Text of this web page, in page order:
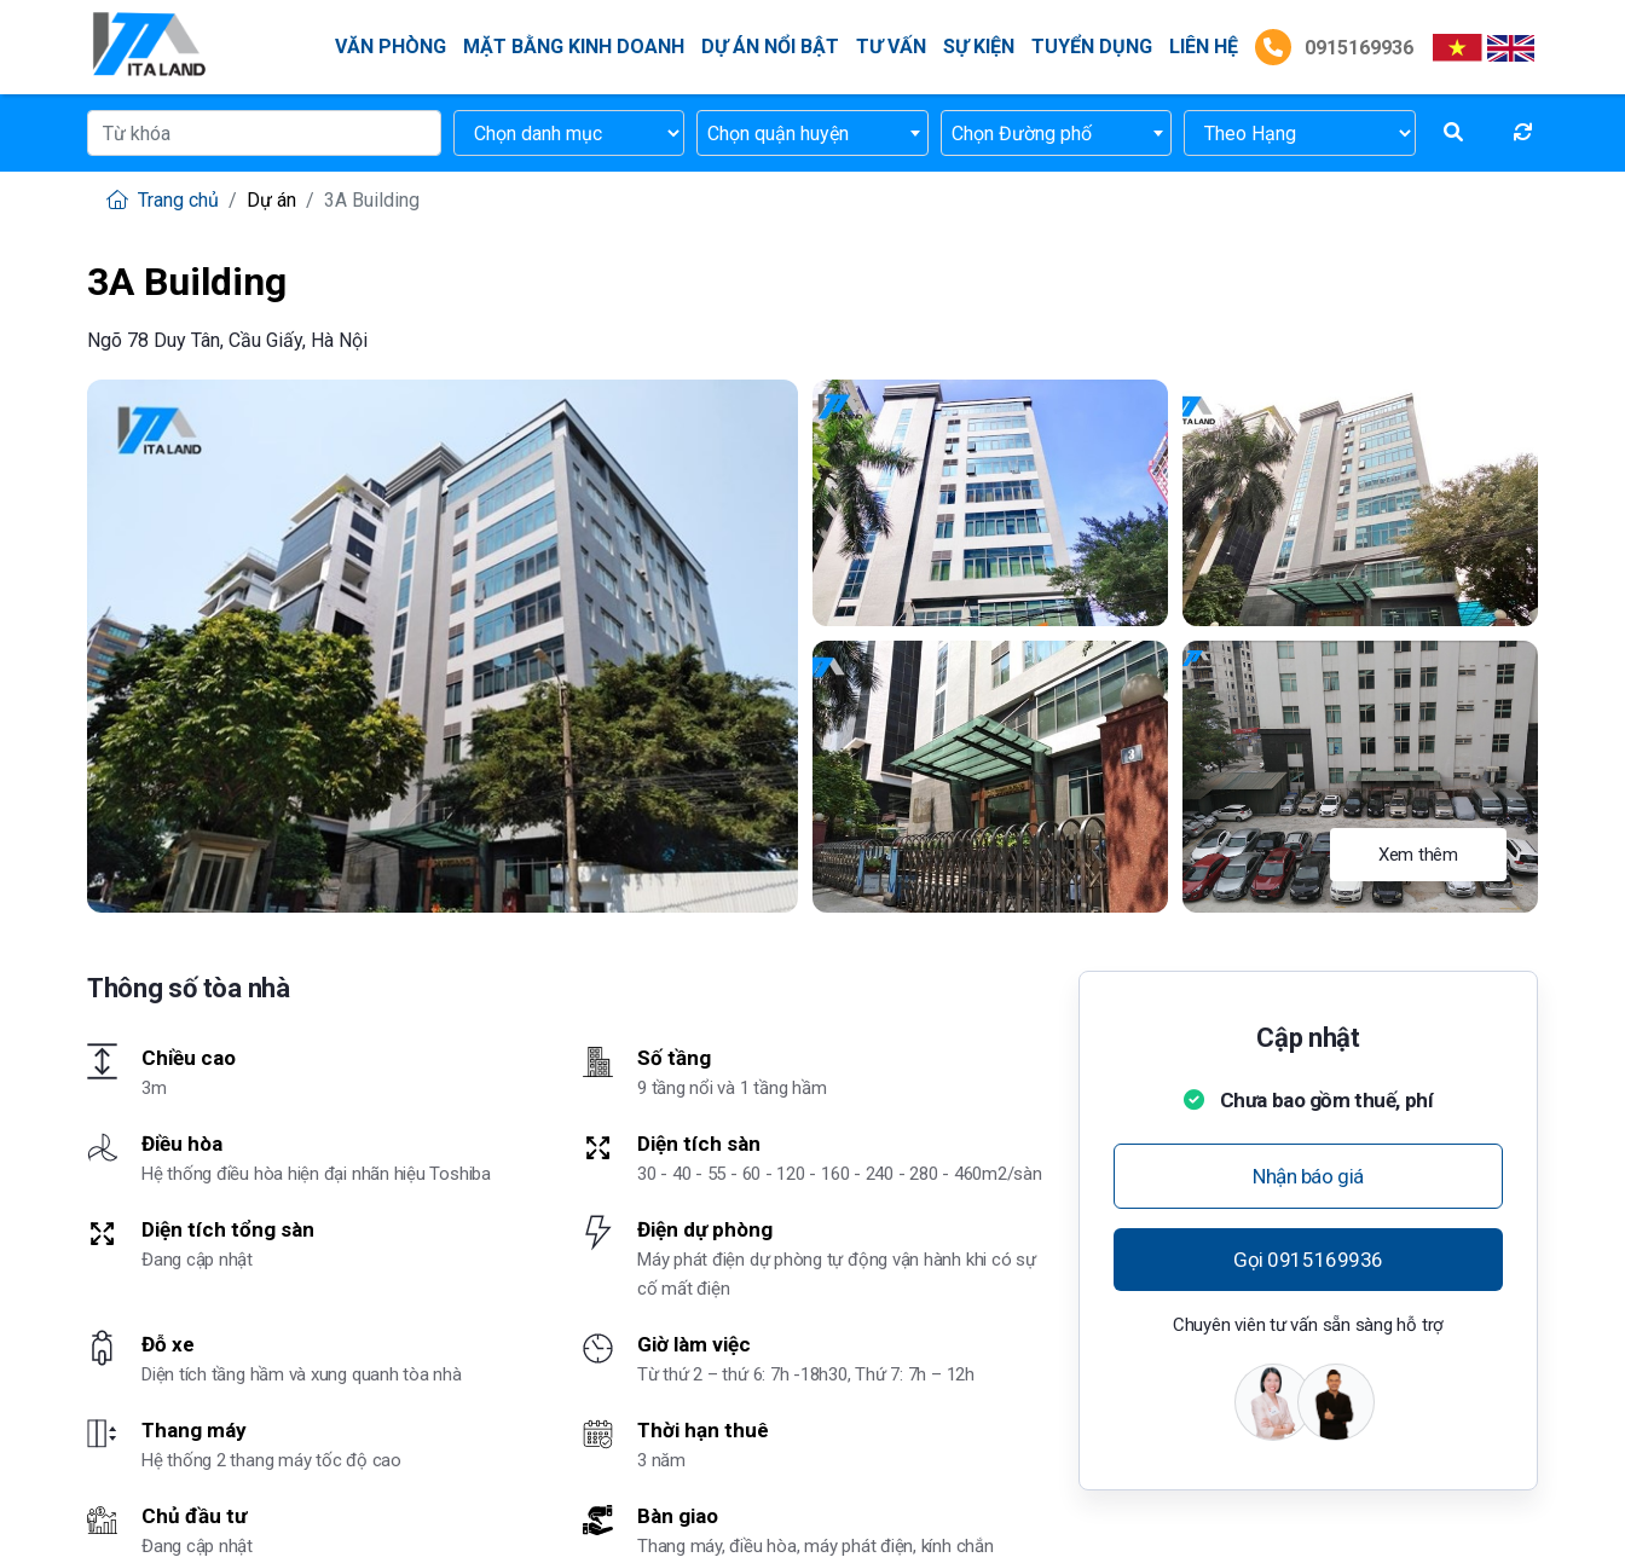
VĂN PHÒNG MẶT BẰNG KINH DOANH DỰ ÁN NỔI BẬT TƯ VẤN SỰ KIỆN TUYỂN DỤNG LIÊN HỆ 0915169936
Chọn quận huyện Chọn Đường phố
Trang chủ Dự án 3A Building
3A Building
Ngõ 78 Duy Tân, Cầu Giấy, Hà Nội
Xem thêm
Thông số tòa nhà
Chiều cao
3m
Số tầng
9 tầng nổi và 1 tầng hầm
Điều hòa
Hệ thống điều hòa hiện đại nhãn hiệu Toshiba
Diện tích sàn
30 - 40 - 55 - 60 - 120 - 160 - 240 - 280 - 460m2/sàn
Diện tích tổng sàn
Đang cập nhật
Điện dự phòng
Máy phát điện dự phòng tự động vận hành khi có sự
cố mất điện
Đỗ xe
Diện tích tầng hầm và xung quanh tòa nhà
Giờ làm việc
Từ thứ 2 – thứ 6: 7h -18h30, Thứ 7: 7h – 12h
Thang máy
Hệ thống 2 thang máy tốc độ cao
Thời hạn thuê
3 năm
Chủ đầu tư
Đang cập nhật
Bàn giao
Thang máy, điều hòa, máy phát điện, kính chắn
Cập nhật
Chưa bao gồm thuế, phí
Nhận báo giá
Gọi 0915169936
Chuyên viên tư vấn sẵn sàng hỗ trợ